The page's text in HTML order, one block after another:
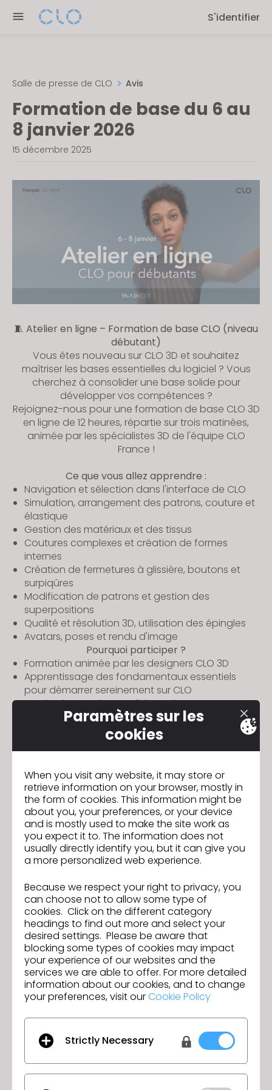
note:
system.
S'identifier
Salle de presse de CLO Avis
Formation de base du 6 au
8 janvier 2026
15 décembre 2025
🧵 Atelier en ligne – Formation de base CLO (niveau
débutant)
Vous êtes nouveau sur CLO 3D et souhaitez
maîtriser les bases essentielles du logiciel ? Vous
cherchez à consolider une base solide pour
développer vos compétences ?
Rejoignez-nous pour une formation de base CLO 3D
en ligne de 12 heures, répartie sur trois matinées,
animée par les spécialistes 3D de l'équipe CLO
France !
Ce que vous allez apprendre :
Navigation et sélection dans l'interface de CLO
Simulation, arrangement des patrons, couture et
élastique
Gestion des matériaux et des tissus
Coutures complexes et création de formes
internes
Création de fermetures à glissière, boutons et
surpiqûres
Modification de patrons et gestion des
superpositions
Qualité et résolution 3D, utilisation des épingles
Avatars, poses et rendu d'image
Pourquoi participer ?
Formation animée par les designers CLO 3D
Apprentissage des fondamentaux essentiels
pour démarrer sereinement sur CLO
Session interactive et pédagogique
Licence d'essai CLO fournie pour la semaine de
L'intégralité de la formation se déroule en
Informations :
Dates :6,7 et 8 janvier 2026
Horaire :9h - 13h (CET/UTC+2)
Plateforme :En ligne (Google Meet)
Prix : 150€ par personne
Niveau requis: Débutant
Une semaine avant la formation, vous recevrez les
Munissez-vous d’unordinateur avec CLO installé
d’unesouris à 3 boutonsetdeux écranspour suivre
confortablement la formation.
CLIQUEZ ICI POUR VOUS INSCRIRE
Précédent
Découvrez CLO Virtual Fashion à
Paris : démonstration du logiciel
3D, présentation de l'entreprise
et échange avec l'équipe locale
Paramètres sur les
cookies
When you visit any website, it may store or
retrieve information on your browser, mostly in
the form of cookies. This information might be
about you, your preferences, or your device
and is mostly used to make the site work as
you expect it to. The information does not
usually directly identify you, but it can give you
a more personalized web experience.
Because we respect your right to privacy, you
can choose not to allow some type of
cookies. Click on the different category
headings to find out more and select your
desired settings. Please be aware that
blocking some types of cookies may impact
your experience of our websites and the
services we are able to offer. For more detailed
information about our cookies, and to change
your preferences, visit ourCookie Policy
Strictly Necessary